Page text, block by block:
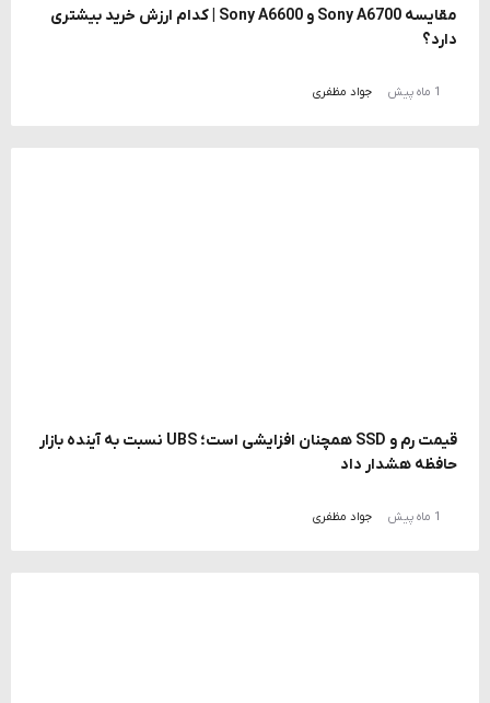
مقایسه Sony A6700 و Sony A6600 | کدام ارزش خرید بیشتری
دارد؟
1 ماه پیش جواد مظفری
قیمت رم و SSD همچنان افزایشی است؛ UBS نسبت به آینده بازار
حافظه هشدار داد
1 ماه پیش جواد مظفری